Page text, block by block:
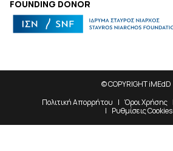
FOUNDING DONOR
© COPYRIGHT iMEdD
Πολιτική Απορρήτου
Όροι Χρήσης
Ρυθμίσεις Cookies